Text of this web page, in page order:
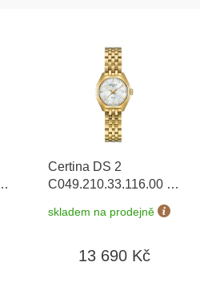
Certina DS 2
C049.210.33.116.00 +
prodloužená záruka 5
let
skladem na prodejně
13 690 Kč